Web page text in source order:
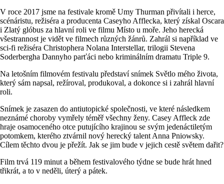
V roce 2017 jsme na festivale kromě Umy Thurman přivítali i herce,
scénáristu, režiséra a producenta Caseyho Afflecka, který získal Oscara
i Zlatý glóbus za hlavní roli ve filmu Místo u moře. Jeho herecká
všestrannost je vidět ve filmech různých žánrů. Zahrál si například ve
sci-fi režiséra Christophera Nolana Interstellar, trilogii Stevena
Soderbergha Dannyho parťáci nebo kriminálním dramatu Triple 9.
Na letošním filmovém festivalu představí snímek Světlo mého života,
který sám napsal, režíroval, produkoval, a dokonce si i zahrál hlavní
roli.
Snímek je zasazen do antiutopické společnosti, ve které následkem
neznámé choroby vymřely téměř všechny ženy. Casey Affleck zde
hraje osamoceného otce putujícího krajinou se svým jedenáctiletým
potomkem, kterého ztvárnil nový herecký talent Anna Pniowsky.
Cílem těchto dvou je přežít. Jak se jim bude v jejich cestě světem dařit?
Film trvá 119 minut a během festivalového týdne se bude hrát hned
třikrát, a to v neděli, úterý a pátek.